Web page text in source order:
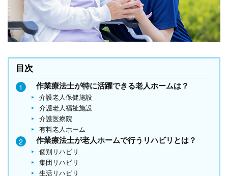
目次
作業療法士が特に活躍できる老人ホームは？
介護老人保健施設
介護老人福祉施設
介護医療院
有料老人ホーム
作業療法士が老人ホームで行うリハビリとは？
個別リハビリ
集団リハビリ
生活リハビリ